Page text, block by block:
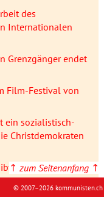
des
Internationalen
Grenzgänger endet
Film-Festival von
ein sozialistisch-
Christdemokraten
es in
von oben!
↑ zum Seitenanfang ↑
© 2007–2026 kommunisten.ch